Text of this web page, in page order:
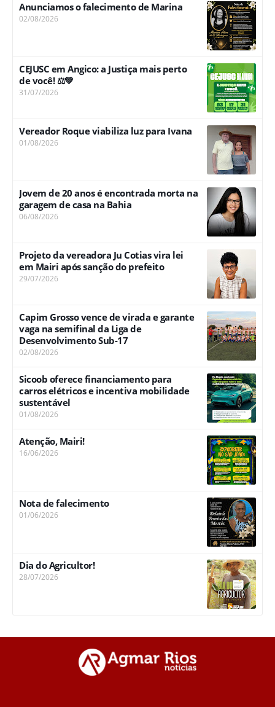
Anunciamos o falecimento de Marina
02/08/2026
CEJUSC em Angico: a Justiça mais perto
de você! ⚖️💚
31/07/2026
Vereador Roque viabiliza luz para Ivana
01/08/2026
Jovem de 20 anos é encontrada morta na
garagem de casa na Bahia
06/08/2026
Projeto da vereadora Ju Cotias vira lei
em Mairi após sanção do prefeito
29/07/2026
Capim Grosso vence de virada e garante
vaga na semifinal da Liga de
Desenvolvimento Sub-17
02/08/2026
Sicoob oferece financiamento para
carros elétricos e incentiva mobilidade
sustentável
01/08/2026
Atenção, Mairi!
16/06/2026
Nota de falecimento
01/06/2026
Dia do Agricultor!
28/07/2026